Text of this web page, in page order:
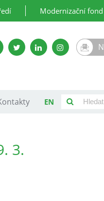
Modernizační fond
EN
3.